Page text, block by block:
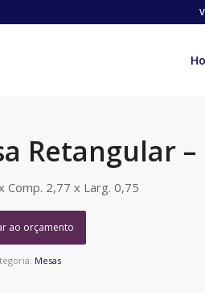
Retangular
Comp. 2,77 x Larg. 0,75
ao orçamento
Mesas